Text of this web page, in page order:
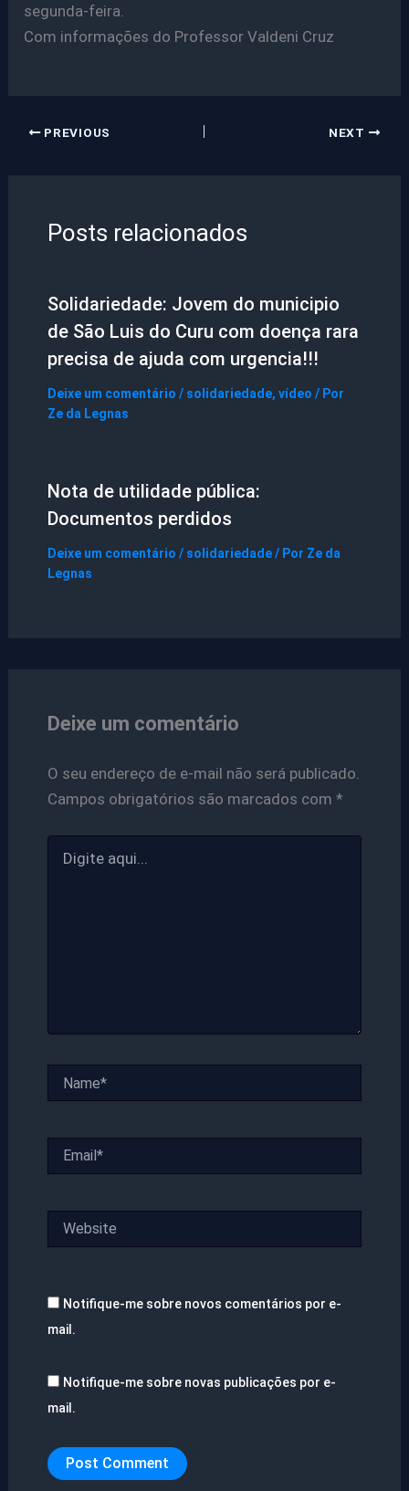
segunda-feira.
Com informações do Professor Valdeni Cruz
PREVIOUS NEXT
Posts relacionados
Solidariedade: Jovem do municipio
de São Luis do Curu com doença rara
precisa de ajuda com urgencia!!!
Deixe um comentário / solidariedade, vídeo / Por
Ze da Legnas
Nota de utilidade pública:
Documentos perdidos
Deixe um comentário / solidariedade/ Por Ze da
Legnas
Deixe um comentário
O seu endereço de e-mail não será publicado.
Campos obrigatórios são marcados com *
aqui...
Notifique-me sobre novos comentários por e-
mail.
Notifique-me sobre novas publicações por e-
mail.